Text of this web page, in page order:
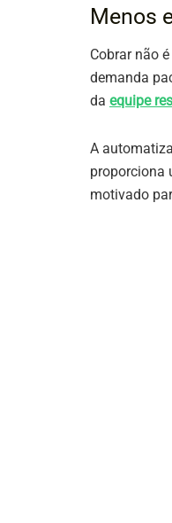
Menos
Cobrar não
demanda
da equipe
A
proporciona
motivado